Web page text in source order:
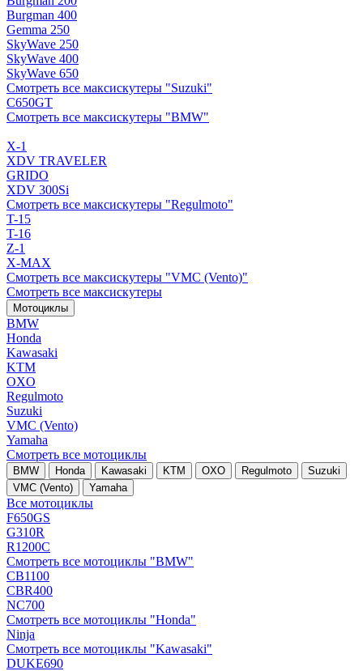
Burgman 400
Gemma 250
SkyWave 250
SkyWave 400
SkyWave 650
Смотреть все максискутеры "Suzuki"
C650GT
Смотреть все максискутеры "BMW"
X-1
XDV TRAVELER
GRIDO
XDV 300Si
Смотреть все максискутеры "Regulmoto"
T-15
T-16
Z-1
X-MAX
Смотреть все максискутеры "VMC (Vento)"
Смотреть все максискутеры
Мотоциклы
BMW
Honda
Kawasaki
KTM
OXO
Regulmoto
Suzuki
VMC (Vento)
Yamaha
Смотреть все мотоциклы
BMW Honda Kawasaki KTM OXO Regulmoto
Suzuki
VMC (Vento)
Yamaha
Все мотоциклы
F650GS
G310R
R1200C
Смотреть все мотоциклы "BMW"
CB1100
CBR400
NC700
Смотреть все мотоциклы "Honda"
Ninja
Смотреть все мотоциклы "Kawasaki"
DUKE690